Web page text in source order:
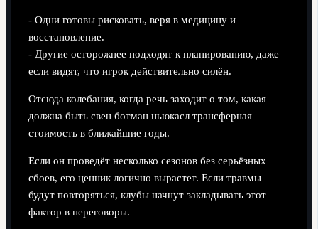
- Одни готовы рисковать, веря в медицину и
восстановление.
- Другие осторожнее подходят к планированию, даже
если видят, что игрок действительно силён.
Отсюда колебания, когда речь заходит о том, какая
должна быть свен ботман ньюкасл трансферная
стоимость в ближайшие годы.
Если он проведёт несколько сезонов без серьёзных
сбоев, его ценник логично вырастет. Если травмы
будут повторяться, клубы начнут закладывать этот
фактор в переговоры.